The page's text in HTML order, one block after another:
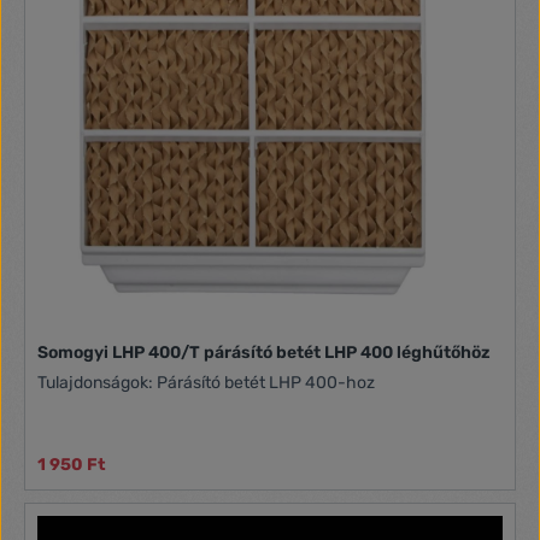
Somogyi LHP 400/T párásító betét LHP 400 léghűtőhöz
Tulajdonságok: Párásító betét LHP 400-hoz
1 950 Ft